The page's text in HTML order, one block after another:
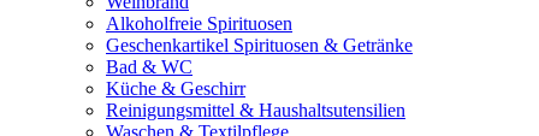
Alkoholfreie Spirituosen
Geschenkartikel Spirituosen & Getränke
Bad & WC
Küche & Geschirr
Reinigungsmittel & Haushaltsutensilien
Waschen & Textilpflege